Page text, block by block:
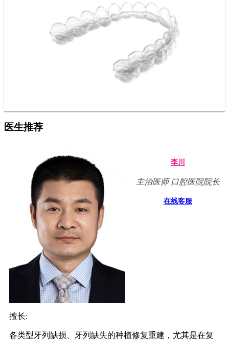
医生推荐
李川
主治医师 口腔医院院长
在线客服
擅长:
各类型牙列缺损、牙列缺失的种植修复重建，尤其是在复